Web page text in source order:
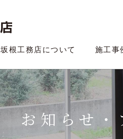
坂根工務店について 施工事
お知らせ・